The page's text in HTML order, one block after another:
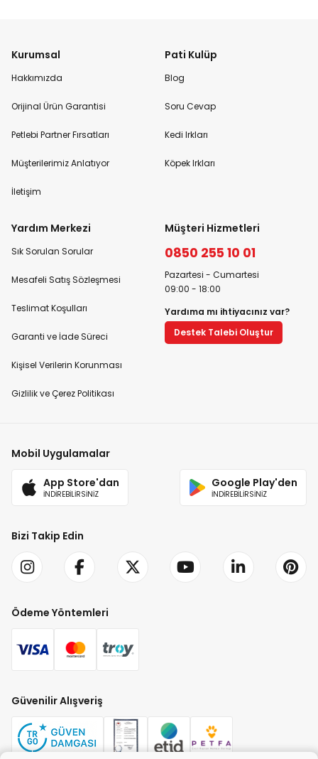
Kurumsal
Hakkımızda
Orijinal Ürün Garantisi
Petlebi Partner Fırsatları
Müşterilerimiz Anlatıyor
İletişim
Pati Kulüp
Blog
Soru Cevap
Kedi Irkları
Köpek Irkları
Yardım Merkezi
Sık Sorulan Sorular
Mesafeli Satış Sözleşmesi
Teslimat Koşulları
Garanti ve İade Süreci
Kişisel Verilerin Korunması
Gizlilik ve Çerez Politikası
Müşteri Hizmetleri
0850 255 10 01
Pazartesi - Cumartesi
09:00 - 18:00
Yardıma mı ihtiyacınız var?
Destek Talebi Oluştur
Mobil Uygulamalar
App Store'dan
İNDİREBİLİRSİNİZ
Google Play'den
İNDİREBİLİRSİNİZ
Bizi Takip Edin
Ödeme Yöntemleri
Güvenilir Alışveriş